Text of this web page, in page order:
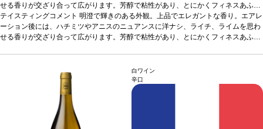
せる香りが交ざり合って広がります。芳醇で粘性があり、とにかくフィネスあふれ
るアタック。バランスの良い味わい中盤には柑橘系果実の香りやバターっぽさが立
ち上がり、白花のノートへと続きます。後味には濃厚で長い余韻。みずみずしい風
味は特筆に値します。
葡萄品種100% シャルドネ
テイスティングコメント 明澄で輝きのある外観。上品でエレガントな香り。エアレ
ーション後には、ハチミツやアニスのニュアンスに洋ナシ、ライチ、ライムを思わ
せる香りが交ざり合って広がります。芳醇で粘性があり、とにかくフィネスあふれ
白ワイン
辛口